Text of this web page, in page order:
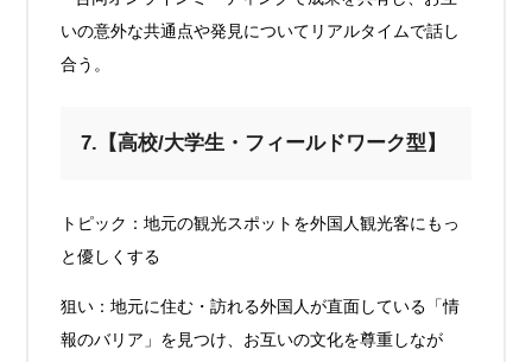
いの意外な共通点や発見についてリアルタイムで話し
合う。
7.【高校/大学生・フィールドワーク型】
トピック：地元の観光スポットを外国人観光客にもっ
と優しくする
狙い：地元に住む・訪れる外国人が直面している「情
報のバリア」を見つけ、お互いの文化を尊重しなが